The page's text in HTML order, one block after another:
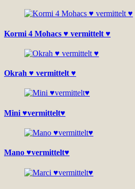
Kormi 4 Mohacs ♥ vermittelt ♥
Okrah ♥ vermittelt ♥
Mini ♥vermittelt♥
Mano ♥vermittelt♥